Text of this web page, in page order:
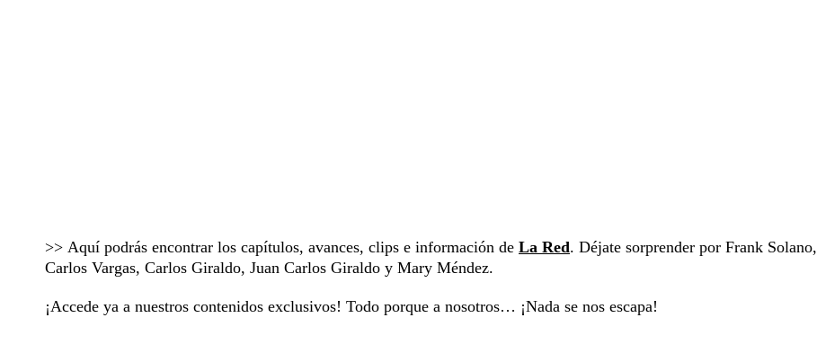
>> Aquí podrás encontrar los capítulos, avances, clips e información de La Red. Déjate sorprender por Frank Solano,
Carlos Vargas, Carlos Giraldo, Juan Carlos Giraldo y Mary Méndez.
¡Accede ya a nuestros contenidos exclusivos! Todo porque a nosotros… ¡Nada se nos escapa!